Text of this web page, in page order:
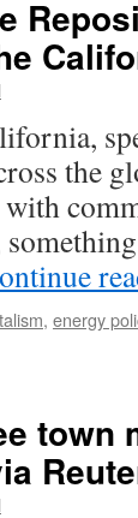
the
, energy
town